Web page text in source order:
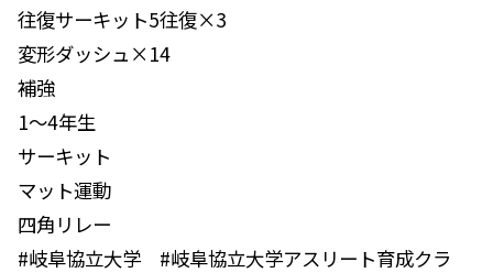
往復サーキット5往復×3
変形ダッシュ×14
補強
1〜4年生
サーキット
マット運動
四角リレー
#岐阜協立大学 #岐阜協立大学アスリート育成クラ